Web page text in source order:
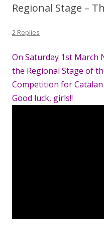
Regional Stage –
2 Replies
On Saturday 1st March
the Regional Stage of
Competition for Catalan
Good luck, girls!!